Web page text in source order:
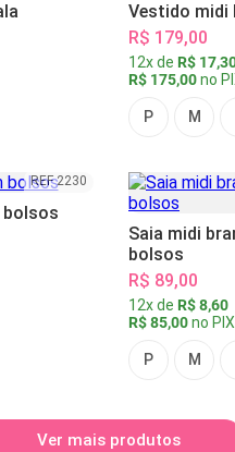
Vestido
R$ 179,00
12x de R$
R$ 175,00no
P M
REF 2230
bolsos
Saia midi
bolsos
R$ 89,00
12x de R$ 8,60
R$ 85,00no PIX
P M
Ver mais produtos